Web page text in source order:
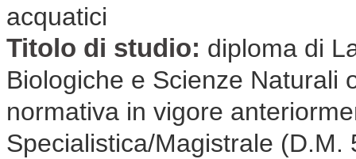
acquatici
Titolo di studio: diploma di
Biologiche e Scienze Naturali
normativa in vigore
Specialistica/Magistrale